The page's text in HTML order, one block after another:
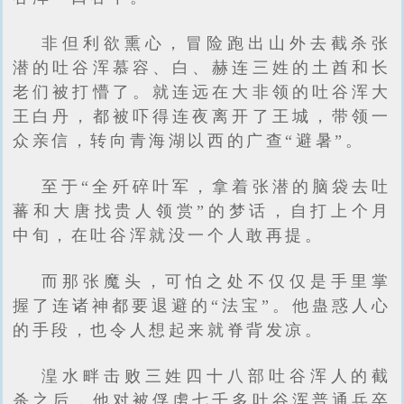
非但利欲熏心，冒险跑出山外去截杀张
潜的吐谷浑慕容、白、赫连三姓的土酋和长
老们被打懵了。就连远在大非领的吐谷浑大
王白丹，都被吓得连夜离开了王城，带领一
众亲信，转向青海湖以西的广查“避暑”。
至于“全歼碎叶军，拿着张潜的脑袋去吐
蕃和大唐找贵人领赏”的梦话，自打上个月
中旬，在吐谷浑就没一个人敢再提。
而那张魔头，可怕之处不仅仅是手里掌
握了连诸神都要退避的“法宝”。他蛊惑人心
的手段，也令人想起来就脊背发凉。
湟水畔击败三姓四十八部吐谷浑人的截
杀之后，他对被俘虏七千多吐谷浑普通兵卒